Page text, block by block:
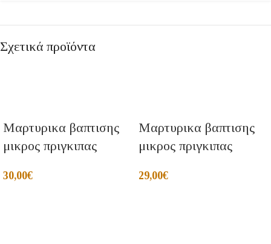
Σχετικά προϊόντα
Μαρτυρικα βαπτισης
μικρος πριγκιπας
30,00€
Μαρτυρικα βαπτισης
μικρος πριγκιπας
29,00€